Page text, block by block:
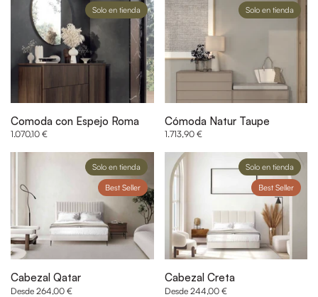
Comoda con Espejo Roma
1.070,10 €
Solo en tienda
Cómoda Natur Taupe
1.713,90 €
Solo en tienda
Cabezal Qatar
Desde 264,00 €
Solo en tienda
Best Seller
Cabezal Creta
Desde 244,00 €
Solo en tienda
Best Seller